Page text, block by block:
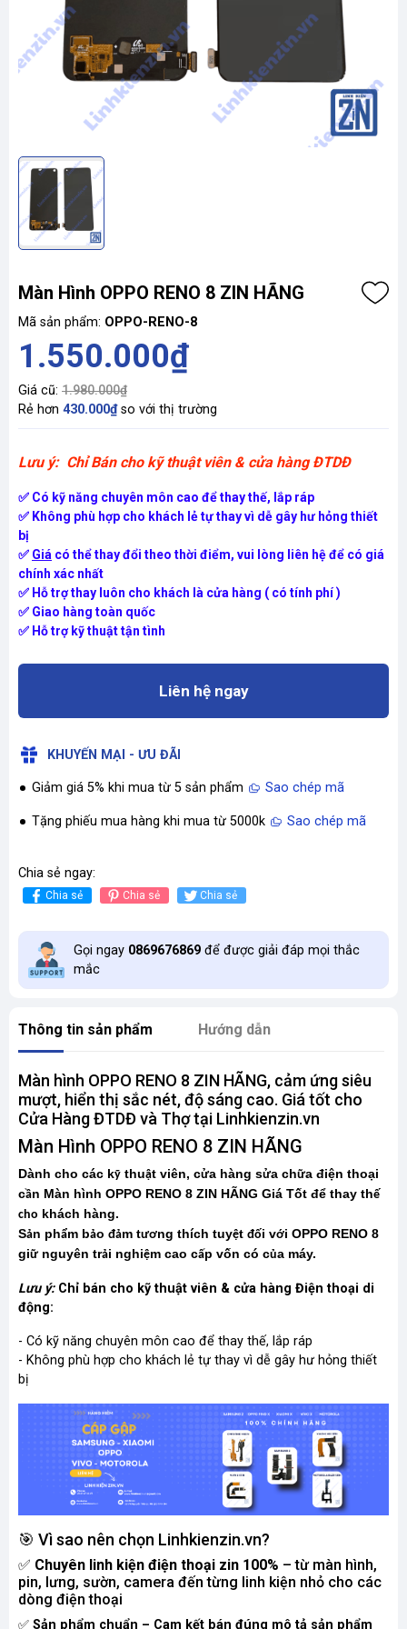
Màn Hình OPPO RENO 8 ZIN HÃNG
Mã sản phẩm: OPPO-RENO-8
1.550.000₫
Giá cũ: 1.980.000₫
Rẻ hơn 430.000₫so với thị trường
Lưu ý: Chỉ Bán cho kỹ thuật viên & cửa hàng ĐTDĐ
✅ Có kỹ năng chuyên môn cao để thay thế, lắp ráp
✅ Không phù hợp cho khách lẻ tự thay vì dễ gây hư hỏng thiết
bị
✅ Giá có thể thay đổi theo thời điểm, vui lòng liên hệ để có giá
chính xác nhất
✅ Hỗ trợ thay luôn cho khách là cửa hàng ( có tính phí )
✅ Giao hàng toàn quốc
✅ Hỗ trợ kỹ thuật tận tình
Liên hệ ngay
KHUYẾN MẠI - ƯU ĐÃI
Giảm giá 5% khi mua từ 5 sản phẩm Sao chép mã
Tặng phiếu mua hàng khi mua từ 5000k Sao chép mã
Chia sẻ ngay:
Chia sẻ Chia sẻ Chia sẻ
Gọi ngay 0869676869 để được giải đáp mọi thắc
mắc
Thông tin sản phẩm Hướng dẫn
Màn hình OPPO RENO 8 ZIN HÃNG, cảm ứng siêu
mượt, hiển thị sắc nét, độ sáng cao. Giá tốt cho
Cửa Hàng ĐTDĐ và Thợ tại Linhkienzin.vn
Màn Hình OPPO RENO 8 ZIN HÃNG
Dành cho các kỹ thuật viên, cửa hàng sửa chữa điện thoại
cần Màn hình OPPO RENO 8 ZIN HÃNG Giá Tốt để thay thế
cho khách hàng.
Sản phẩm bảo đảm tương thích tuyệt đối với OPPO RENO 8
giữ nguyên trải nghiệm cao cấp vốn có của máy.
Lưu ý: Chỉ bán cho kỹ thuật viên & cửa hàng Điện thoại di
động:
- Có kỹ năng chuyên môn cao để thay thế, lắp ráp
- Không phù hợp cho khách lẻ tự thay vì dễ gây hư hỏng thiết
bị
🎯 Vì sao nên chọn Linhkienzin.vn?
✅ Chuyên linh kiện điện thoại zin 100% – từ màn hình,
pin, lưng, sườn, camera đến từng linh kiện nhỏ cho các
dòng điện thoại
✅ Sản phẩm chuẩn – Cam kết bán đúng mô tả sản phẩm